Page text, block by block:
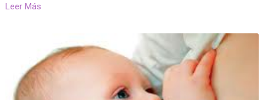
Leer Más